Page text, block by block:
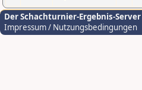
Der Schachturnier-Ergebnis-Server
Impressum / Nutzungsbedingungen